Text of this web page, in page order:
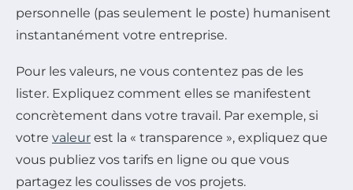
personnelle (pas seulement le poste) humanisent
instantanément votre entreprise.
Pour les valeurs, ne vous contentez pas de les
lister. Expliquez comment elles se manifestent
concrètement dans votre travail. Par exemple, si
votre valeur est la « transparence », expliquez que
vous publiez vos tarifs en ligne ou que vous
partagez les coulisses de vos projets.